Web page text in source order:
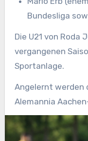
Bundesliga
Die U21 von Roda
vergangenen
Sportanlage.
Angelernt werden
Alemannia